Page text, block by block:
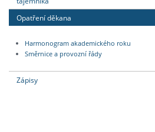
Opatření děkana
Harmonogram akademického roku
Směrnice a provozní řády
Zápisy